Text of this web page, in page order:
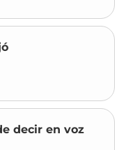
decir en voz